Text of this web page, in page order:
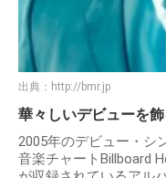
出典： http://bmr.jp
華々しいデビューを
2005年のデビュー・シ
音楽チャートBillboard